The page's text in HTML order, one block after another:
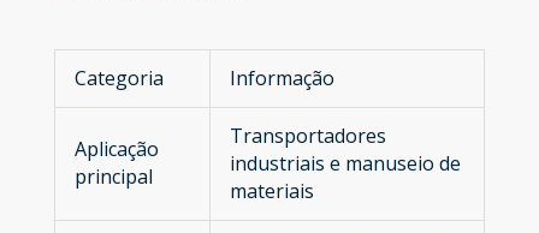
Categoria Informação
Aplicação
principal
Transportadores
industriais e manuseio de
materiais